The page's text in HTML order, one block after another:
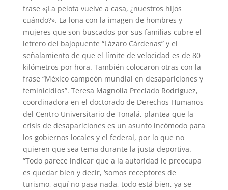
frase «¡La pelota vuelve a casa, ¿nuestros hijos
cuándo?». La lona con la imagen de hombres y
mujeres que son buscados por sus familias cubre el
letrero del bajopuente “Lázaro Cárdenas” y el
señalamiento de que el límite de velocidad es de 80
kilómetros por hora. También colocaron otras con la
frase “México campeón mundial en desapariciones y
feminicidios”. Teresa Magnolia Preciado Rodríguez,
coordinadora en el doctorado de Derechos Humanos
del Centro Universitario de Tonalá, plantea que la
crisis de desapariciones es un asunto incómodo para
los gobiernos locales y el federal, por lo que no
quieren que sea tema durante la justa deportiva.
“Todo parece indicar que a la autoridad le preocupa
es quedar bien y decir, ‘somos receptores de
turismo, aquí no pasa nada, todo está bien, ya se